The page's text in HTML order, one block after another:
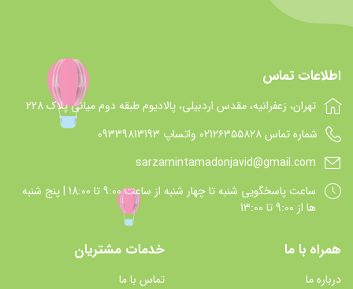
اطلاعات تماس
تهران، زعفرانیه، مقدس اردبیلی، پالادیوم طبقه دوم میانی پلاک 228
شماره تماس 021۲۶۳۵۵۸۲۸ واتساپ 09339813193
sarzamintamadonjavid@gmail.com
ساعت پاسخگويي شنبه تا چهار شنبه از ساعت 9:00 تا 18:00 | پنج شنبه
ها از 9:00 تا 13:00
همراه با ما
درباره ما
خدمات مشتریان
تماس با ما